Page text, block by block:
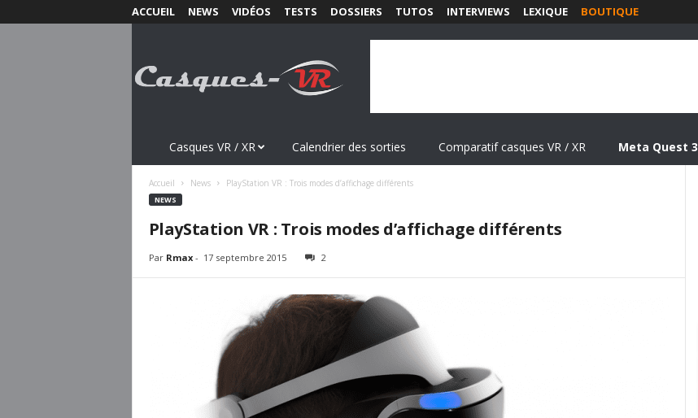
ACCUEIL NEWS VIDÉOS TESTS DOSSIERS TUTOS INTERVIEWS LEXIQUE BOUTIQUE
s
Casques VR / XR Calendrier des sorties Comparatif casques VR / XR Meta Quest 3
Accueil News PlayStation VR : Trois modes d’affichage différents
NEWS
PlayStation VR : Trois modes d’affichage différents
Par Rmax- 17 septembre 2015 2